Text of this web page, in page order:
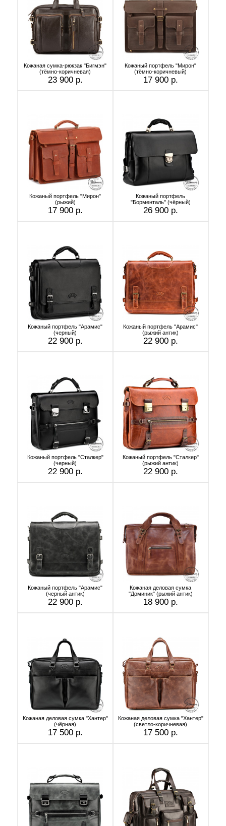
Кожаная сумка-рюкзак "Бигмэн"
(тёмно-коричневая)
23 900 р.
Кожаный портфель "Мирон"
(тёмно-коричневый)
17 900 р.
Кожаный портфель "Мирон"
(рыжий)
17 900 р.
Кожаный портфель
"Борменталь" (чёрный)
26 900 р.
Кожаный портфель "Арамис"
(черный)
22 900 р.
Кожаный портфель "Арамис"
(рыжий антик)
22 900 р.
Кожаный портфель "Сталкер"
(черный)
22 900 р.
Кожаный портфель "Сталкер"
(рыжий антик)
22 900 р.
Кожаный портфель "Арамис"
(черный антик)
22 900 р.
Кожаная деловая сумка
"Доминик" (рыжий антик)
18 900 р.
Кожаная деловая сумка "Хантер"
(чёрная)
17 500 р.
Кожаная деловая сумка "Хантер"
(светло-коричневая)
17 500 р.